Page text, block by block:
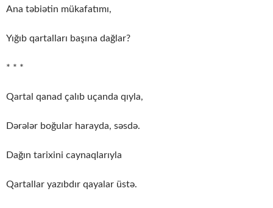
Ana təbiətin mükafatımı,
Yığıb qartalları başına dağlar?
* * *
Qartal qanad çalıb uçanda qıyla,
Dərələr boğular harayda, səsdə.
Dağın tarixini caynaqlarıyla
Qartallar yazıbdır qayalar üstə.